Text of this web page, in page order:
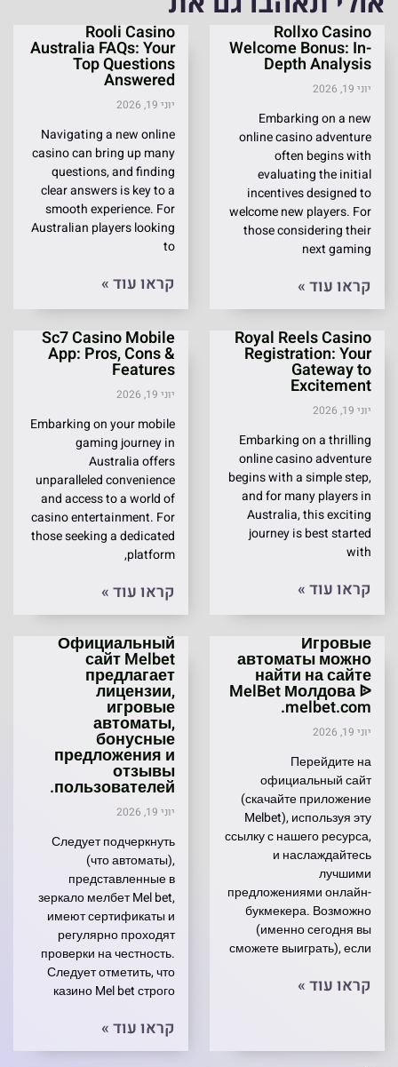
Rollxo Casino
Welcome Bonus: In-
Depth Analysis
יוני 19, 2026
Embarking on a new
online casino adventure
often begins with
evaluating the initial
incentives designed to
welcome new players. For
those considering their
next gaming
קראו עוד »
Rooli Casino
Australia FAQs: Your
Top Questions
Answered
יוני 19, 2026
Navigating a new online
casino can bring up many
questions, and finding
clear answers is key to a
smooth experience. For
Australian players looking
to
קראו עוד »
Royal Reels Casino
Registration: Your
Gateway to
Excitement
יוני 19, 2026
Embarking on a thrilling
online casino adventure
begins with a simple step,
and for many players in
Australia, this exciting
journey is best started
with
קראו עוד »
Sc7 Casino Mobile
App: Pros, Cons &
Features
יוני 19, 2026
Embarking on your mobile
gaming journey in
Australia offers
unparalleled convenience
and access to a world of
casino entertainment. For
those seeking a dedicated
platform,
קראו עוד »
Игровые
автоматы можно
найти на сайте
MelBet Молдова ᐉ
melbet.com.
יוני 19, 2026
Перейдите на
официальный сайт
(скачайте приложение
Melbet), используя эту
ссылку с нашего ресурса,
и наслаждайтесь
лучшими
предложениями онлайн-
букмекера. Возможно
(именно сегодня вы
сможете выиграть), если
קראו עוד »
Официальный
сайт Melbet
предлагает
лицензии,
игровые
автоматы,
бонусные
предложения и
отзывы
пользователей.
יוני 19, 2026
Следует подчеркнуть
(что автоматы),
представленные в
зеркало мелбет Mel bet,
имеют сертификаты и
регулярно проходят
проверки на честность.
Следует отметить, что
казино Mel bet строго
קראו עוד »